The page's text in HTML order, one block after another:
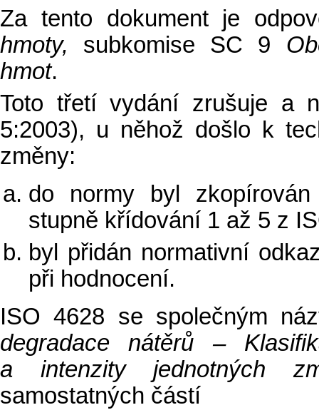
Za tento dokument je
hmoty, subkomise SC 9
hmot.
Toto třetí vydání zrušuje a
5:2003), u něhož došlo k
změny:
do normy byl
stupně křídování 1 až 5 z
byl přidán normativní
při hodnocení.
ISO 4628 se společným
degradace nátěrů –
a intenzity jednotných
samostatných částí